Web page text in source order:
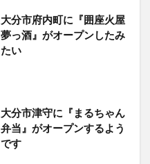
大分市府内町に『囲座火屋
夢っ酒』がオープンしたみ
たい
大分市津守に『まるちゃん
弁当』がオープンするよう
です